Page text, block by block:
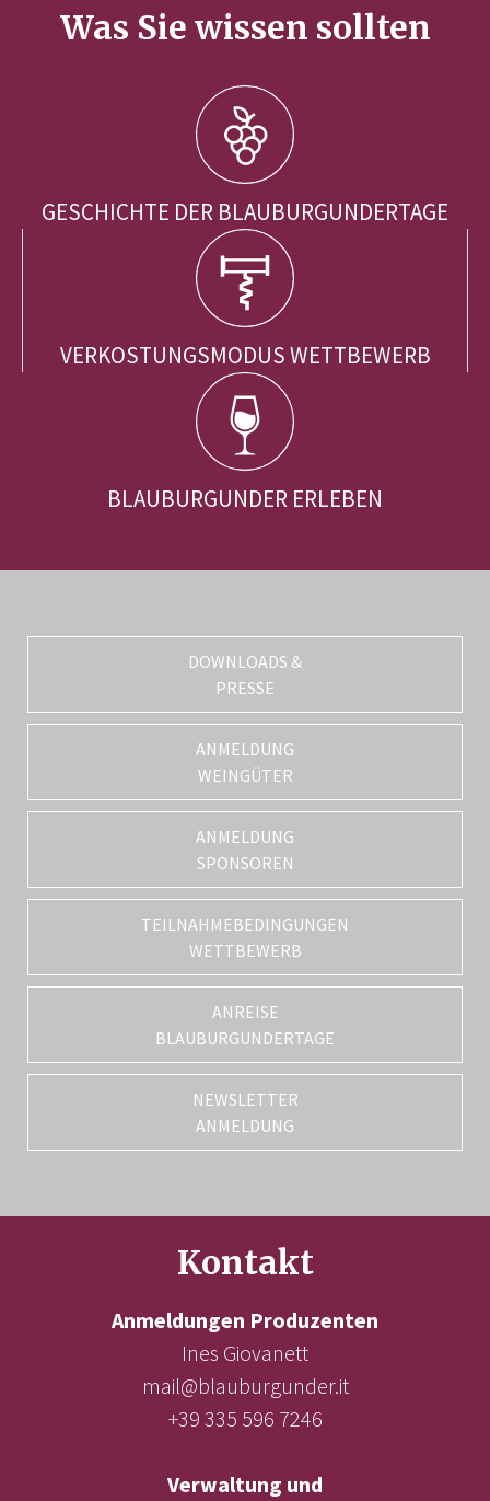
Was Sie wissen sollten
GESCHICHTE DER BLAUBURGUNDERTAGE
VERKOSTUNGSMODUS WETTBEWERB
BLAUBURGUNDER ERLEBEN
DOWNLOADS &
PRESSE
ANMELDUNG
WEINGÜTER
ANMELDUNG
SPONSOREN
TEILNAHMEBEDINGUNGEN
WETTBEWERB
ANREISE
BLAUBURGUNDERTAGE
NEWSLETTER
ANMELDUNG
Kontakt
Anmeldungen Produzenten
Ines Giovanett
mail@blauburgunder.it
+39 335 596 7246
Verwaltung und